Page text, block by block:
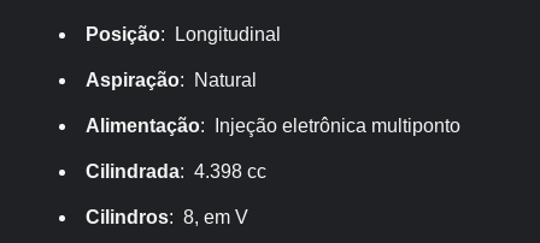
Posição: Longitudinal
Aspiração: Natural
Alimentação: Injeção eletrônica multiponto
Cilindrada: 4.398 cc
Cilindros: 8, em V